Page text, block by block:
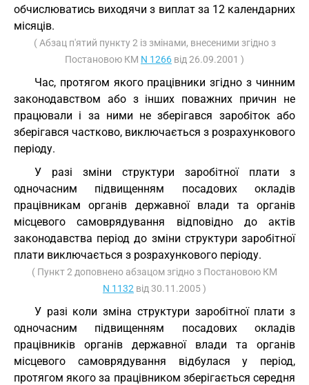
обчислюватись виходячи з виплат за 12 календарних
місяців.
( Абзац п'ятий пункту 2 із змінами, внесеними згідно з
Постановою КМ N 1266 від 26.09.2001 )
Час, протягом якого працівники згідно з чинним
законодавством або з інших поважних причин не
працювали і за ними не зберігався заробіток або
зберігався частково, виключається з розрахункового
періоду.
У разі зміни структури заробітної плати з
одночасним підвищенням посадових окладів
працівникам органів державної влади та органів
місцевого самоврядування відповідно до актів
законодавства період до зміни структури заробітної
плати виключається з розрахункового періоду.
( Пункт 2 доповнено абзацом згідно з Постановою КМ
N 1132 від 30.11.2005 )
У разі коли зміна структури заробітної плати з
одночасним підвищенням посадових окладів
працівників органів державної влади та органів
місцевого самоврядування відбулася у період,
протягом якого за працівником зберігається середня